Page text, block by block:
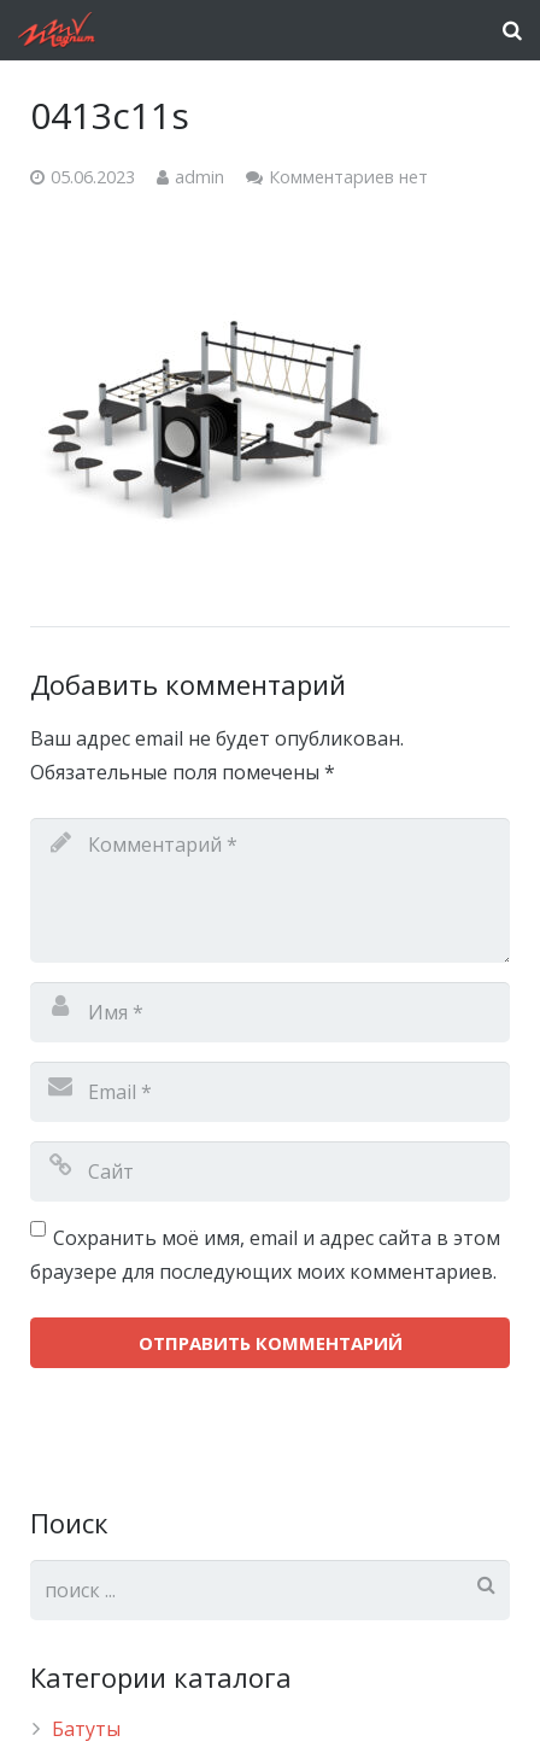
0413c11s
05.06.2023 admin Комментариев нет
Добавить комментарий
Ваш адрес email не будет опубликован.
Обязательные поля помечены *
Сохранить моё имя, email и адрес сайта в этом
браузере для последующих моих комментариев.
Поиск
Категории каталога
Батуты